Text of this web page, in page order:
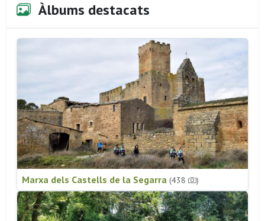
Àlbums destacats
Marxa dels Castells de la Segarra (438 )